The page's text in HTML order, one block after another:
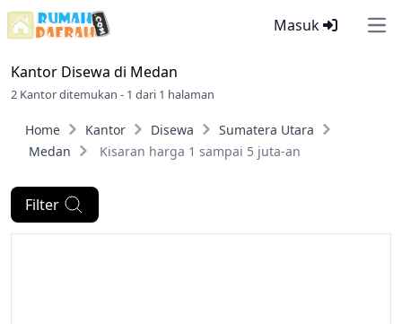
Masuk
Kantor Disewa di Medan
2 Kantor ditemukan - 1 dari 1 halaman
Home Kantor Disewa
Sumatera Utara
Medan
Kisaran harga 1 sampai 5 juta-an
Filter